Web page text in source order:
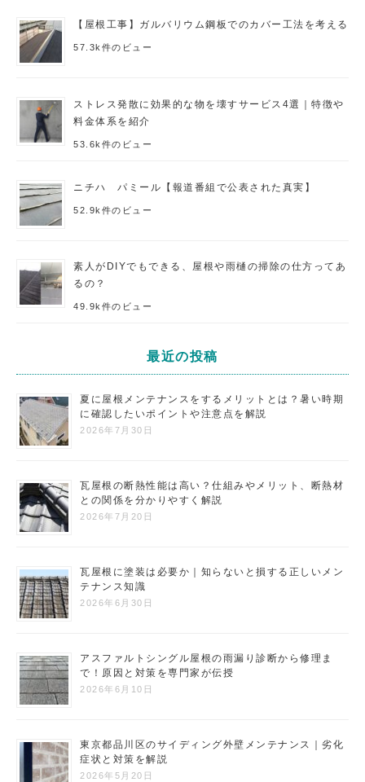
【屋根工事】ガルバリウム鋼板でのカバー工法を考える
57.3k件のビュー
ストレス発散に効果的な物を壊すサービス4選｜特徴や
料金体系を紹介
53.6k件のビュー
ニチハ パミール【報道番組で公表された真実】
52.9k件のビュー
素人がDIYでもできる、屋根や雨樋の掃除の仕方ってあ
るの？
49.9k件のビュー
最近の投稿
夏に屋根メンテナンスをするメリットとは？暑い時期
に確認したいポイントや注意点を解説
2026年7月30日
瓦屋根の断熱性能は高い？仕組みやメリット、断熱材
との関係を分かりやすく解説
2026年7月20日
瓦屋根に塗装は必要か｜知らないと損する正しいメン
テナンス知識
2026年6月30日
アスファルトシングル屋根の雨漏り診断から修理ま
で！原因と対策を専門家が伝授
2026年6月10日
東京都品川区のサイディング外壁メンテナンス｜劣化
症状と対策を解説
2026年5月20日